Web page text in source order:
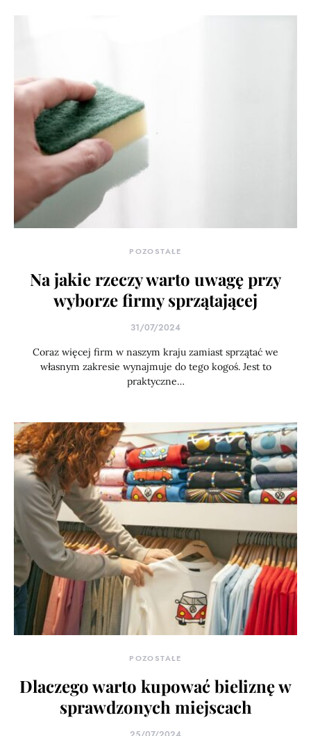
POZOSTAŁE
Na jakie rzeczy warto uwagę przy
wyborze firmy sprzątającej
31/07/2024
Coraz więcej firm w naszym kraju zamiast sprzątać we
własnym zakresie wynajmuje do tego kogoś. Jest to
praktyczne…
POZOSTAŁE
Dlaczego warto kupować bieliznę w
sprawdzonych miejscach